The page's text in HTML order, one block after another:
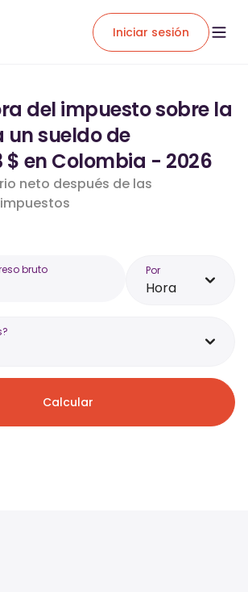
Iniciar sesión
del impuesto sobre la
sueldo de
$ en Colombia - 2026
neto después de las
bruto Por
Hora
Calcular